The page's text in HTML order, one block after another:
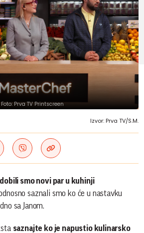
Foto: Prva TV Printscreen
Izvor: Prva TV/S.M.
dobili smo novi par u kuhinji
saznali smo ko će u nastavku
sa Janom.
saznajte ko je napustio kulinarsko